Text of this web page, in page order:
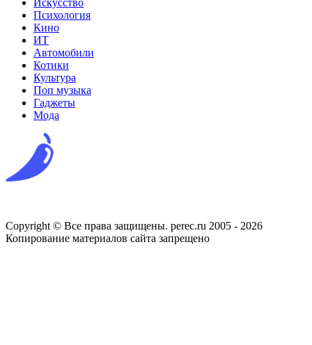
Психология
Кино
ИТ
Автомобили
Котики
Культура
Поп музыка
Гаджеты
Мода
Copyright © Все права защищены. perec.ru 2005 - 2026
Копирование материалов сайта запрещено